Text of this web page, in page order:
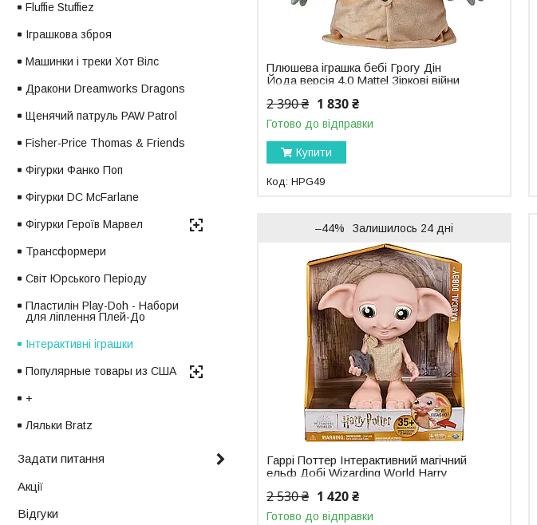
Плюшева іграшка бебі Грогу Дін
Йода версія 4.0 Mattel Зіркові війни
2 390 ₴ 1 830 ₴
Готово до відправки
Купити
HPG49
–44% Залишилось 24 дні
Гаррі Поттер Інтерактивний магічний
ельф Добі Wizarding World Harry
2 530 ₴ 1 420 ₴
Готово до відправки
Fluffie Stuffiez
Іграшкова зброя
Машинки і треки Хот Вілс
Дракони Dreamworks Dragons
Щенячий патруль PAW Patrol
Fisher-Price Thomas & Friends
Фігурки Фанко Поп
Фігурки DC McFarlane
Фігурки Героїв Марвел
Трансформери
Світ Юрського Періоду
Пластилін Play-Doh - Набори
для ліплення Плей-До
Інтерактивні іграшки
Популярные товары из США
+
Ляльки Bratz
Задати питання
Акції
Відгуки